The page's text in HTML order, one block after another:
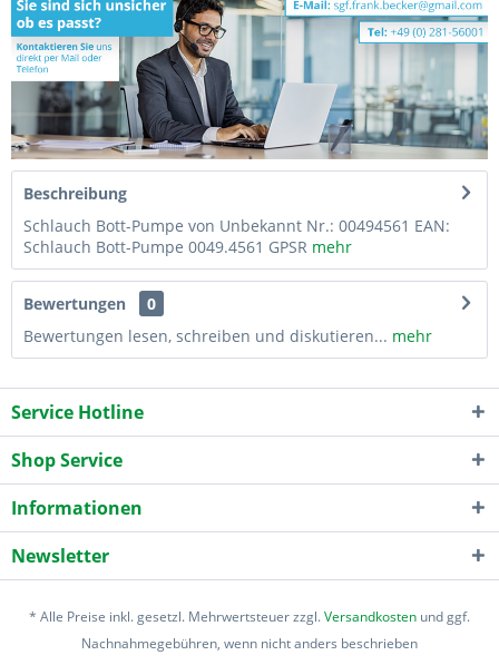
Beschreibung
Schlauch Bott-Pumpe von Unbekannt Nr.: 00494561 EAN:
Schlauch Bott-Pumpe 0049.4561 GPSR mehr
Bewertungen
0
Bewertungen lesen, schreiben und diskutieren... mehr
Service Hotline
Shop Service
Informationen
Newsletter
* Alle Preise inkl. gesetzl. Mehrwertsteuer zzgl.Versandkosten und ggf.
Nachnahmegebühren, wenn nicht anders beschrieben